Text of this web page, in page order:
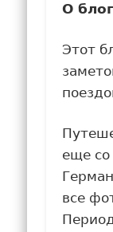
О
Этот
еще со
все